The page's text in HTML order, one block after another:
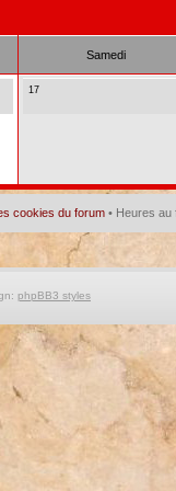
Samedi
17
cookies du forum • Heures au
phpBB3 styles